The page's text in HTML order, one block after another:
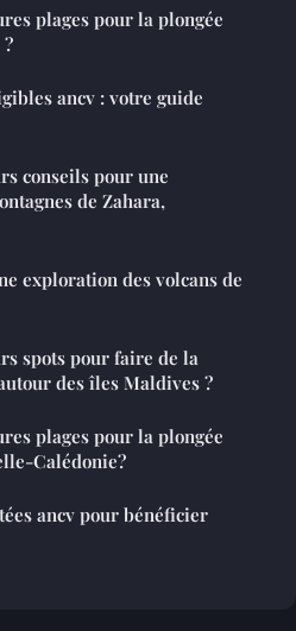
plages pour la plongée
ancv : votre guide
conseils pour une
de Zahara,
exploration des volcans de
spots pour faire de la
des îles Maldives ?
plages pour la plongée
Calédonie?
ancv pour bénéficier